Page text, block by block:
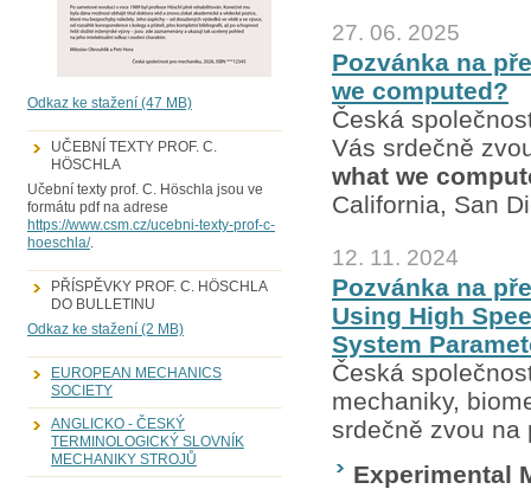
Odkaz ke stažení (47 MB)
UČEBNÍ TEXTY PROF. C.
HÖSCHLA
Učební texty prof. C. Höschla jsou ve
formátu pdf na adrese
https://www.csm.cz/ucebni-texty-prof-c-
hoeschla/.
PŘÍSPĚVKY PROF. C. HÖSCHLA
DO BULLETINU
Odkaz ke stažení (2 MB)
EUROPEAN MECHANICS
SOCIETY
ANGLICKO - ČESKÝ
TERMINOLOGICKÝ SLOVNÍK
MECHANIKY STROJŮ
27. 06. 2025
Pozvánka na
we computed?
Česká
Vás srdečně
what we
California, San
12. 11. 2024
Pozvánka na
Using High
System
Česká
mechaniky,
srdečně zvou na
Experimental